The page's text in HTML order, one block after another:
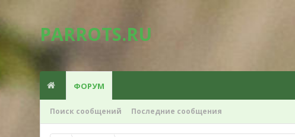
PARROTS.RU
ФОРУМ
Поиск сообщений Последние сообщения